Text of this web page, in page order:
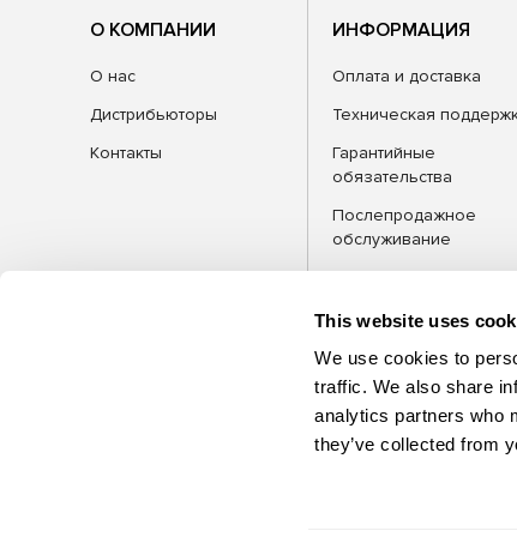
This website uses
We use cookies to
traffic. We also share
analytics partners who
they’ve collected from
О КОМПАНИИ
О нас
Дистрибьюторы
Контакты
ИНФОРМАЦИЯ
Оплата и доставка
Техническая
Гарантийные
обязательства
Послепродажное
обслуживание
FAQ
Блог